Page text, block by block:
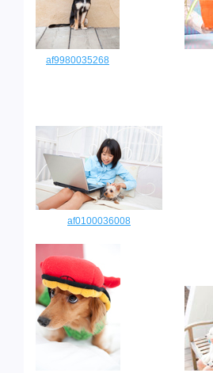
af9980035268
af0100036008